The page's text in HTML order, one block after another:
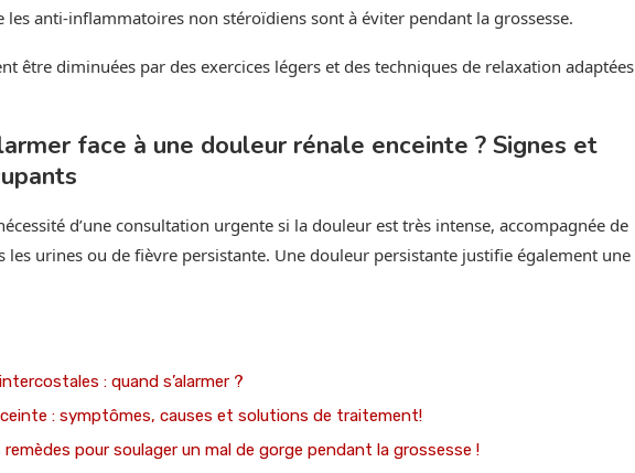
anti-inflammatoires non stéroïdiens sont à éviter pendant la grossesse.
être diminuées par des exercices légers et des techniques de relaxation adaptées
face à une douleur rénale enceinte ? Signes et
d’une consultation urgente si la douleur est très intense, accompagnée de
les urines ou de fièvre persistante. Une douleur persistante justifie également une
: quand s’alarmer ?
: symptômes, causes et solutions de traitement!
remèdes pour soulager un mal de gorge pendant la grossesse !